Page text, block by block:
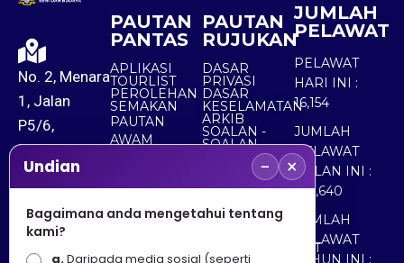
No. 2, Menara
1, Jalan
P5/6,
Presint 5,
62200
+603
PAUTAN
PANTAS
APLIKASI
TOURLIST
PEROLEHAN
SEMAKAN
PAUTAN
AWAM
PAUTAN
PELANCONG
PAUTAN
RUJUKAN
DASAR
PRIVASI
DASAR
KESELAMATAN
ARKIB
SOALAN -
SOALAN
PENAFIAN
PETA LAMAN
PAUTAN
LUAR
MyGOVERNMENT
JUMLAH
PELAWAT
PELAWAT
HARI INI :
16,154
JUMLAH
PELAWAT
BULAN INI :
160,640
JUMLAH
PELAWAT
TAHUN INI :
Undian − ×
Bagaimana anda mengetahui tentang
kami?
a.Daripada media sosial (seperti